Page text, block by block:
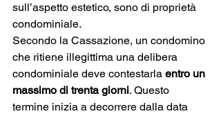
sull’aspetto estetico, sono di proprietà
condominiale.
Secondo la Cassazione, un condomino
che ritiene illegittima una delibera
condominiale deve contestarla entro un
massimo di trenta giorni. Questo
termine inizia a decorrere dalla data